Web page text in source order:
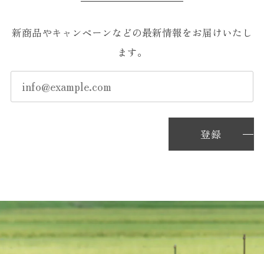
新商品やキャンペーンなどの最新情報をお届けいたし
ます。
登録